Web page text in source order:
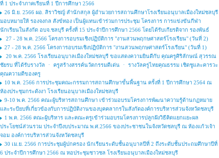
ที่ 1 ประจำภาคเรียนที่ 1 ปีการศึกษา 2566
26 มิ.ย. 2566 ผอ. สิราวิชญ์ สำนักสกุล ผู้อำนวยการสถานศึกษาโรงเรียนอนุบาลเมืองใหม่ชลบุรี
มอบหมายให้ รองจงกล สังข์ทอง เป็นผู้แทนเข้าร่วมการประชุม โครงการ การแข่งขันกีฬา
นักเรียนในสังกัด อบจ.ชลบุรี ครั้งที่ 15 ประจำปีการศึกษา 2566 โดยได้รับเกียรติจาก รองพันธ์
27 - 28 พ.ค. 2566 โครงการอบรมเชิงปฏิบัติการ "งานสวนพฤกษศาสตร์โรงเรียน" (วันที่ 2)
27 - 28 พ.ค. 2566 โครงการอบรมเชิงปฏิบัติการ "งานสวนพฤกษศาสตร์โรงเรียน" (วันที่ 1)
20 พ.ค. 2566 โรงเรียนอนุบาลเมืองใหม่ชลบุรี ขอแสดงความยินดีกับ คุณครูศิริลักษณ์ สุวรรณ
ชัยรบ ที่ได้รับรางวัล ㆍ ครูสร้างสรรค์นวัตกรรมดีเด่น ㆍ รางวัลครูไทยคุณธรรม เชิดชูและคารวะ
คุณความดีของครู
10 พ.ค. 2566 การประชุมคณะกรรมการสถานศึกษาขั้นพื้นฐาน ครั้งที่ 1 ปีการศึกษา 2564 ณ
ห้องประชุมกระดังงา โรงเรียนอนุบาลเมืองใหม่ชลบุรี
9-10 พ.ค. 2566 คณะผู้บริหารสถานศึกษา เข้าร่วมอบรมโครงการพัฒนาความรู้ด้านกฏหมาย
และระบียบที่เกี่ยวข้องกับการปฏิบัติงานของบุคคลากรในสังกัดองค์การบริหารส่วนจังหวัดชลบุรี
1 พ.ค. 2566 คณะผู้บริหาร และคณะครูเข้าร่วมอบรมโครงการปลูกฝังวิธีคิดแยกแยะผล
ประโยชน์ส่วนรวม ประจำปีงบประมาณ พ.ศ.2566 ของประชาชนในจังหวัดชลบุรี ณ ห้องแก้วเจ้า
จอม องค์การบริหารส่วนจังหวัดชลบุรี
30 เม.ย. 2566 การประชุมผู้ปกครอง นักเรียนระดับชั้นอนุบาลปีที่ 2 ถึงระดับชั้นประถมศึกษาปีที่
6 ประจำปีการศึกษา 2566 ณ หอประชุมชาวชล โรงเรียนอนุบาลเมืองใหม่ชลบุรี